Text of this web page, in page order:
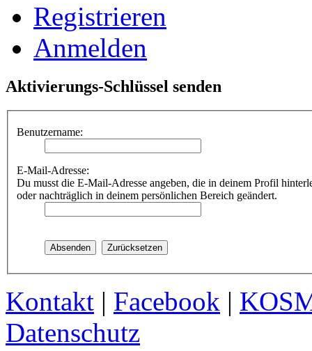
Registrieren
Anmelden
Aktivierungs-Schlüssel senden
Benutzername:
E-Mail-Adresse:
Du musst die E-Mail-Adresse angeben, die in deinem Profil
oder nachträglich in deinem persönlichen Bereich geändert.
Kontakt | Facebook |
Datenschutz